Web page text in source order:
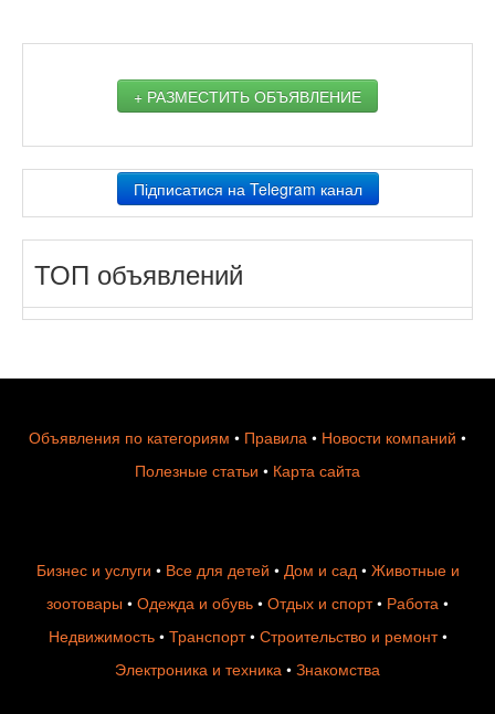
+ РАЗМЕСТИТЬ ОБЪЯВЛЕНИЕ
Підписатися на Telegram канал
ТОП объявлений
Объявления по категориям • Правила • Новости компаний •
Полезные статьи • Карта сайта
Бизнес и услуги • Все для детей • Дом и сад• Животные и
зоотовары • Одежда и обувь • Отдых и спорт• Работа •
Недвижимость• Транспорт• Строительство и ремонт•
Электроника и техника • Знакомства